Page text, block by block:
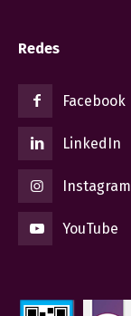
Redes
Facebook
LinkedIn
Instagram
YouTube